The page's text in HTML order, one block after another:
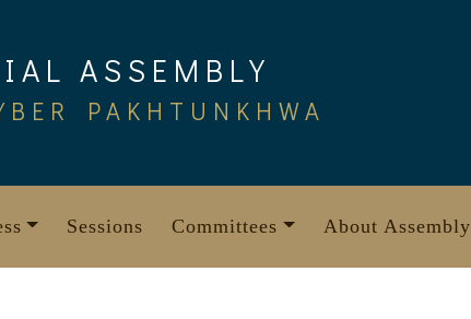
ASSEMBLY
PAKHTUNKHWA
Sessions Committees About Assembly